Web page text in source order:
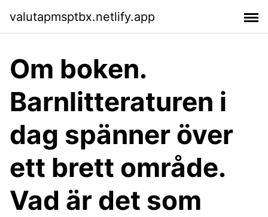
valutapmsptbx.netlify.app
Om boken.
Barnlitteraturen i
dag spänner över
ett brett område.
Vad är det som